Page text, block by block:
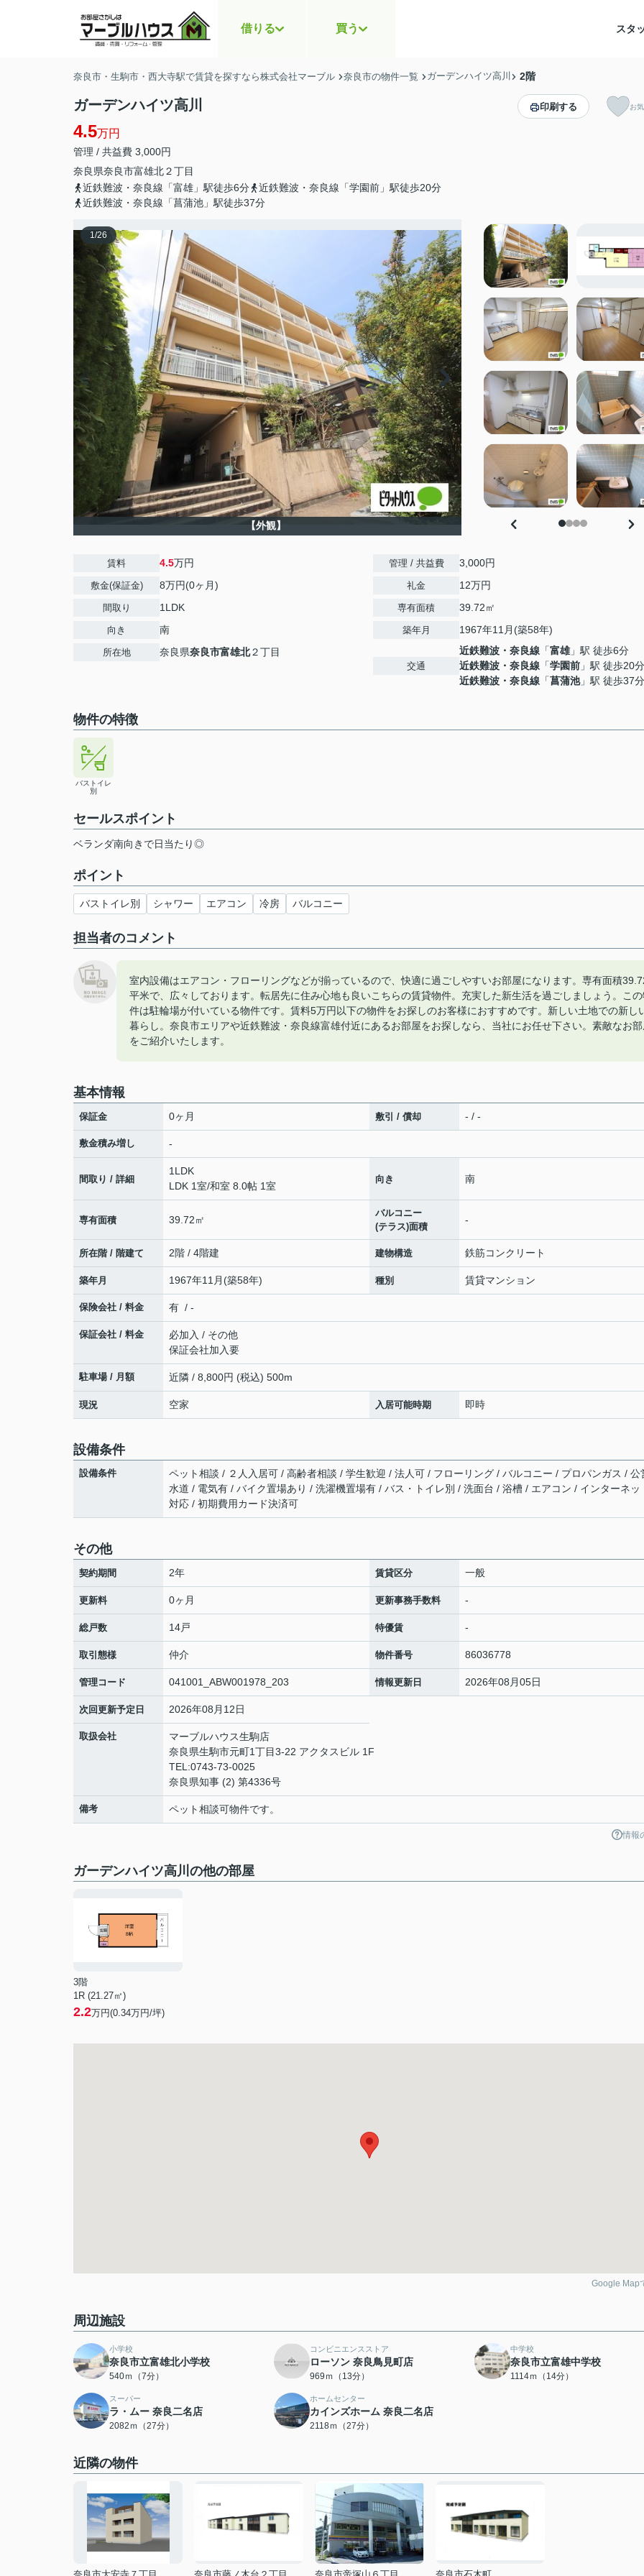
借りる 買う スタ
奈良市・生駒市・西大寺駅で賃貸を探すなら株式会社マーブル 奈良市の物件一覧 ガーデンハイツ高川 2階
ガーデンハイツ高川
4.5万円
管理 / 共益費 3,000円
奈良県奈良市富雄北２丁目
近鉄難波・奈良線「富雄」駅徒歩6分
近鉄難波・奈良線「学園前」駅徒歩20分
近鉄難波・奈良線「菖蒲池」駅徒歩37分
印刷する お
1/26
【外観】
賃料 4.5万円
敷金(保証金) 8万円(0ヶ月)
間取り 1LDK
向き 南
所在地 奈良県奈良市富雄北２丁目
管理 / 共益費 3,000円
礼金 12万円
専有面積 39.72㎡
築年月 1967年11月(築58年)
交通
近鉄難波・奈良線 「富雄」駅 徒歩6分
近鉄難波・奈良線 「学園前 」駅 徒歩20分
近鉄難波・奈良線 「菖蒲池」駅 徒歩37分
物件の特徴
バストイレ
別
セールスポイント
ベランダ南向きで日当たり◎
ポイント
バストイレ別 シャワー エアコン 冷房 バルコニー
担当者のコメント
室内設備はエアコン・フローリングなどが揃っているので、快適に過ごしやすいお部屋になります。専有面積
平米で、広々しております。転居先に住み心地も良いこちらの賃貸物件。充実した新生活を過ごしましょう。こ
件は駐輪場が付いている物件です。賃料5万円以下の物件をお探しのお客様におすすめです。新しい土地での新し
暮らし。奈良市エリアや近鉄難波・奈良線富雄付近にあるお部屋をお探しなら、当社にお任せ下さい。素敵なお
をご紹介いたします。
基本情報
保証金 0ヶ月 敷引 / 償却 - / -
敷金積み増し -
間取り / 詳細
1LDK
LDK 1室/和室 8.0帖 1室
向き 南
専有面積 39.72㎡
バルコニー
(テラス)面積
-
所在階 / 階建て 2階 / 4階建 建物構造 鉄筋コンクリート
築年月 1967年11月(築58年) 種別 賃貸マンション
保険会社 / 料金 有 / -
保証会社 / 料金
必加入 / その他
保証会社加入要
駐車場 / 月額 近隣 / 8,800円 (税込) 500m
現況 空家 入居可能時期 即時
設備条件
設備条件
ペット相談 / ２人入居可 / 高齢者相談 / 学生歓迎 / 法人可 / フローリング / バルコニー / プロパンガス / 公
水道 / 電気有 / バイク置場あり / 洗濯機置場有 / バス・トイレ別 / 洗面台 / 浴槽 / エアコン / インターネッ
対応 / 初期費用カード決済可
その他
契約期間 2年 賃貸区分 一般
更新料 0ヶ月 更新事務手数料 -
総戸数 14戸 特優賃 -
取引態様 仲介 物件番号 86036778
管理コード 041001_ABW001978_203 情報更新日 2026年08月05日
次回更新予定日 2026年08月12日
取扱会社
マーブルハウス生駒店
奈良県生駒市元町1丁目3-22 アクタスビル 1F
TEL:0743-73-0025
奈良県知事 (2) 第4336号
備考 ペット相談可物件です。
情報
ガーデンハイツ高川の他の部屋
3階
1R (21.27㎡)
2.2万円(0.34万円/坪)
Google Map
周辺施設
小学校
奈良市立富雄北小学校
540ｍ（7分）
コンビニエンスストア
ローソン 奈良鳥見町店
969ｍ（13分）
中学校
奈良市立富雄中学校
1114ｍ（14分）
スーパー
ラ・ムー 奈良二名店
2082ｍ（27分）
ホームセンター
カインズホーム 奈良二名店
2118ｍ（27分）
近隣の物件